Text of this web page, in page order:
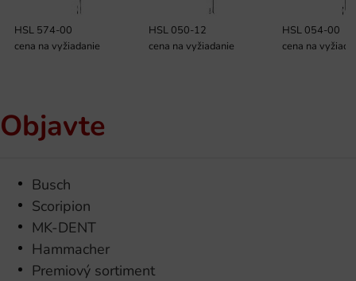
HSL 574-00
cena na vyžiadanie
HSL 050-12
cena na vyžiadanie
HSL 054-00
cena na
Objavte
Busch
Scoripion
MK-DENT
Hammacher
Premiový sortiment